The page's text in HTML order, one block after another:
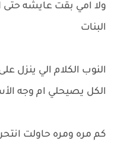
ولا امي بقت عايشه حتى
البنات
النوب الكلام الي ينزل
الكل يصيحلي ام وجه
كم مره ومره حاولت